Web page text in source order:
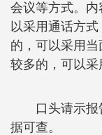
会议等方式。
以采用通话方
的，可以采用
较多的，可以采
口头请示
据可查。